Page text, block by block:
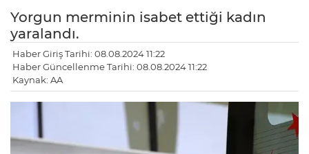
Yorgun merminin isabet ettiği kadın
yaralandı.
Haber Giriş Tarihi: 08.08.2024 11:22
Haber Güncellenme Tarihi: 08.08.2024 11:22
Kaynak: AA